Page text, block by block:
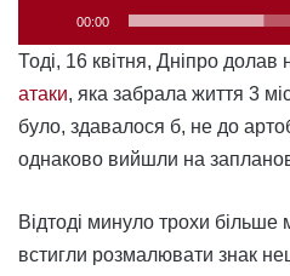
00:00
Тоді, 16 квітня, Дніпро долав
атаки, яка забрала життя 3
було, здавалося б, не до
однаково вийшли на
Відтоді минуло трохи
встигли розмалювати знак